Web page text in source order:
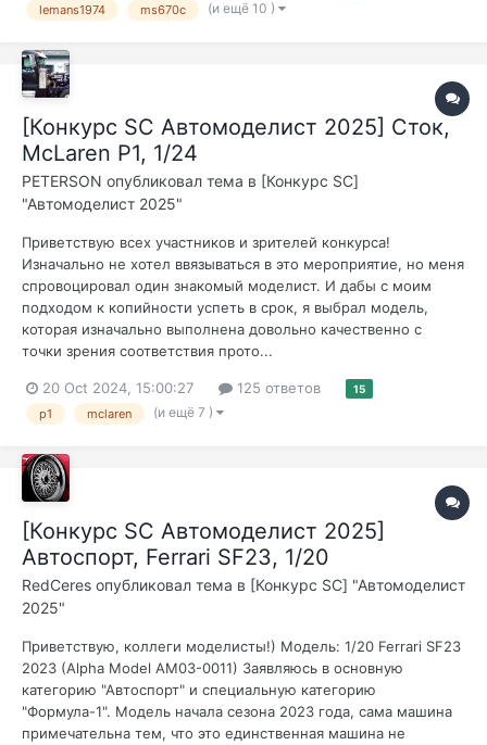
lemans1974 ms670c (и ещё 10 )
[Конкурс SC Автомоделист 2025] Сток,
McLaren P1, 1/24
PETERSON опубликовал тема в [Конкурс SC]
"Автомоделист 2025"
Приветствую всех участников и зрителей конкурса!
Изначально не хотел ввязываться в это мероприятие, но меня
спровоцировал один знакомый моделист. И дабы с моим
подходом к копийности успеть в срок, я выбрал модель,
которая изначально выполнена довольно качественно с
точки зрения соответствия прото...
20 Oct 2024, 15:00:27 125 ответов 15
p1 mclaren (и ещё 7 )
[Конкурс SC Автомоделист 2025]
Автоспорт, Ferrari SF23, 1/20
RedCeres опубликовал тема в [Конкурс SC] "Автомоделист
2025"
Приветствую, коллеги моделисты!) Модель: 1/20 Ferrari SF23
2023 (Alpha Model AM03-0011) Заявляюсь в основную
категорию "Автоспорт" и специальную категорию
"Формула-1". Модель начала сезона 2023 года, сама машина
примечательна тем, что это единственная машина не